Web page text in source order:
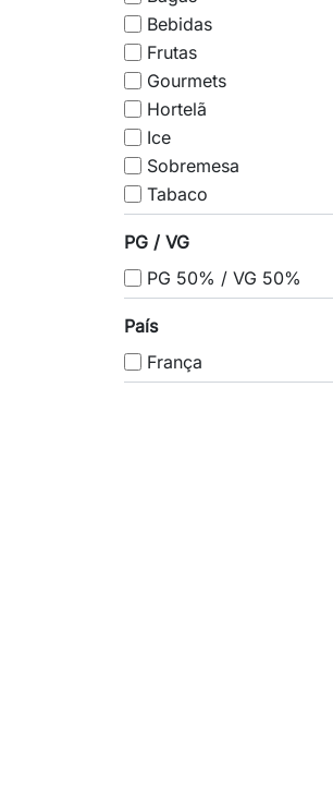
Bebidas
Frutas
Gourmets
Hortelã
Ice
Sobremesa
Tabaco
PG / VG
PG 50% / VG 50%
País
França